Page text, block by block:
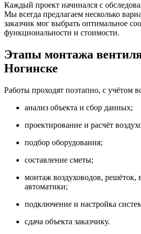
Каждый проект начинался с
Мы всегда предлагаем несколько
заказчик мог выбрать оптимальное
функциональности и стоимости.
Этапы монтажа
Ногинске
Работы проходят поэтапно, с учётом
анализ объекта и сбор данных;
проектирование и расчёт
подбор оборудования;
составление сметы;
монтаж воздуховодов, решёток,
автоматики;
подключение и настройка
сдача объекта заказчику.